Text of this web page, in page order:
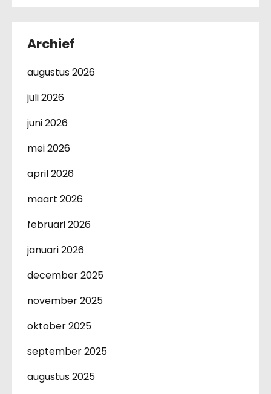
Archief
augustus 2026
juli 2026
juni 2026
mei 2026
april 2026
maart 2026
februari 2026
januari 2026
december 2025
november 2025
oktober 2025
september 2025
augustus 2025